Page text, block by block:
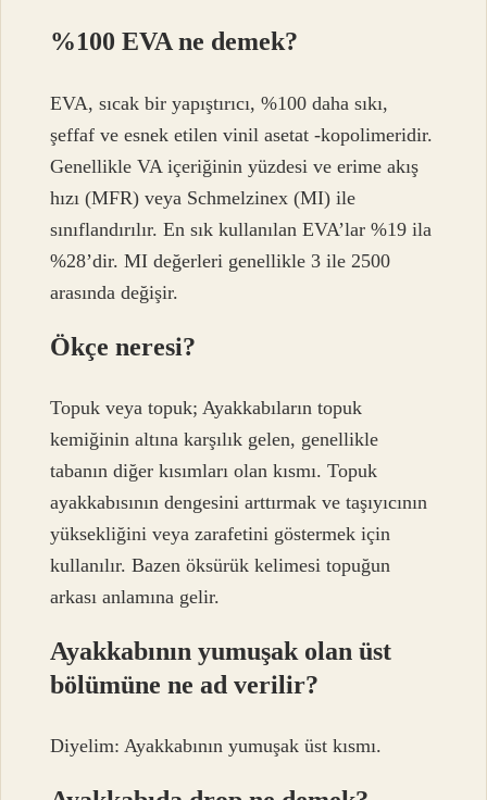
%100 EVA ne demek?
EVA, sıcak bir yapıştırıcı, %100 daha sıkı,
şeffaf ve esnek etilen vinil asetat -kopolimeridir.
Genellikle VA içeriğinin yüzdesi ve erime akış
hızı (MFR) veya Schmelzinex (MI) ile
sınıflandırılır. En sık kullanılan EVA’lar %19 ila
%28’dir. MI değerleri genellikle 3 ile 2500
arasında değişir.
Ökçe neresi?
Topuk veya topuk; Ayakkabıların topuk
kemiğinin altına karşılık gelen, genellikle
tabanın diğer kısımları olan kısmı. Topuk
ayakkabısının dengesini arttırmak ve taşıyıcının
yüksekliğini veya zarafetini göstermek için
kullanılır. Bazen öksürük kelimesi topuğun
arkası anlamına gelir.
Ayakkabının yumuşak olan üst
bölümüne ne ad verilir?
Diyelim: Ayakkabının yumuşak üst kısmı.